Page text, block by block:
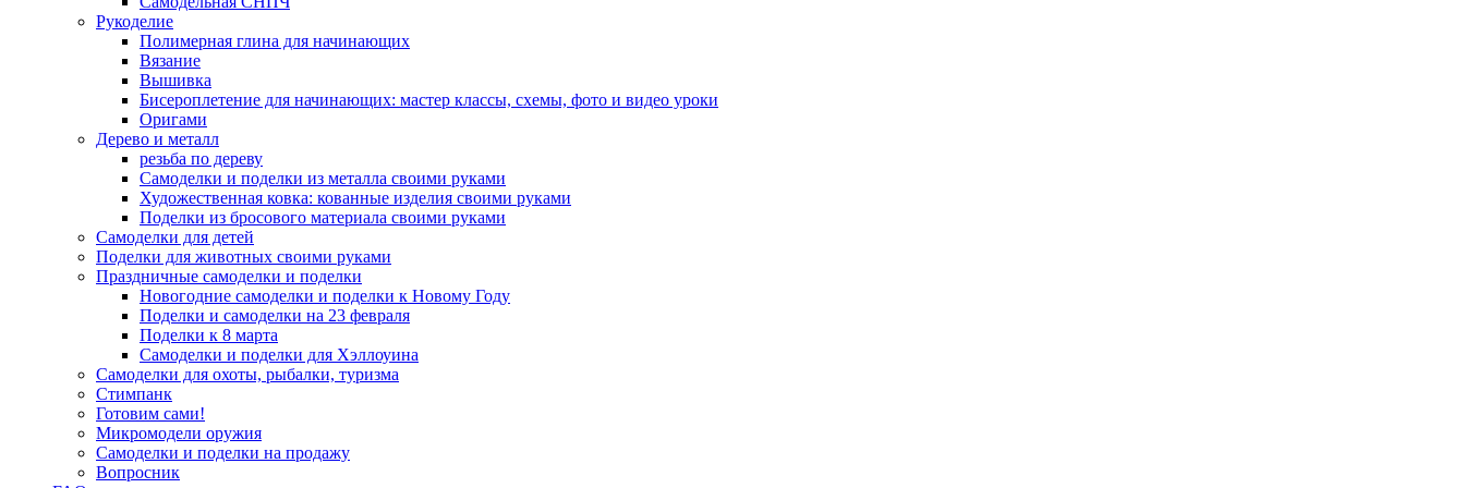
Рукоделие
Полимерная глина для начинающих
Вязание
Вышивка
Бисероплетение для начинающих: мастер классы, схемы, фото и видео уроки
Оригами
Дерево и металл
резьба по дереву
Самоделки и поделки из металла своими руками
Художественная ковка: кованные изделия своими руками
Поделки из бросового материала своими руками
Самоделки для детей
Поделки для животных своими руками
Праздничные самоделки и поделки
Новогодние самоделки и поделки к Новому Году
Поделки и самоделки на 23 февраля
Поделки к 8 марта
Самоделки и поделки для Хэллоуина
Самоделки для охоты, рыбалки, туризма
Стимпанк
Готовим сами!
Микромодели оружия
Самоделки и поделки на продажу
Вопросник